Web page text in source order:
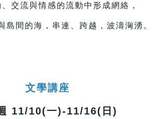
交流與情感的流動中形成網絡，
島間的海，串連、跨越，波濤洶湧。
文學講座
11/10(一)-11/16(日)